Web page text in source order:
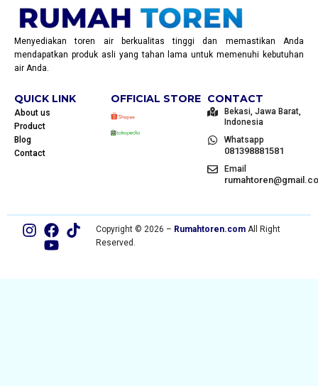
Menyediakan toren air berkualitas tinggi dan memastikan Anda
mendapatkan produk asli yang tahan lama untuk memenuhi kebutuhan
air Anda.
QUICK LINK
About us
Product
Blog
Contact
OFFICIAL STORE CONTACT
Bekasi, Jawa Barat,
Indonesia
Whatsapp
081398881581
Email
Copyright © 2026 – Rumahtoren.comAll Right
Reserved.